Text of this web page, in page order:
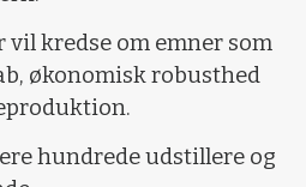
vil kredse om emner som
økonomisk robusthed
hundrede udstillere og